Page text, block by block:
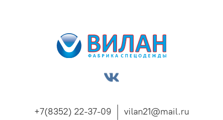
+7(8352) 22-37-09
vilan21@mail.ru